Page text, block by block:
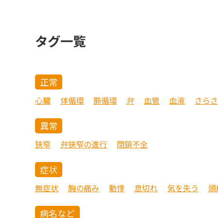
タグ一覧
正常
心臓 体循環 肺循環 弁 血管 血液 さら
異常
狭窄 弁狭窄の進行 閉鎖不全
症状
無症状 胸の痛み 動悸 息切れ 気を失う 頭
病名など